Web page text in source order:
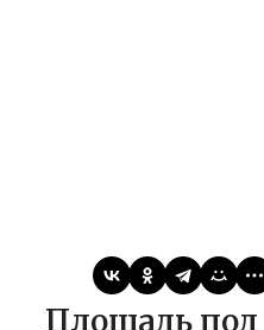
Площадь под хмельниками в России вырастет в три раза